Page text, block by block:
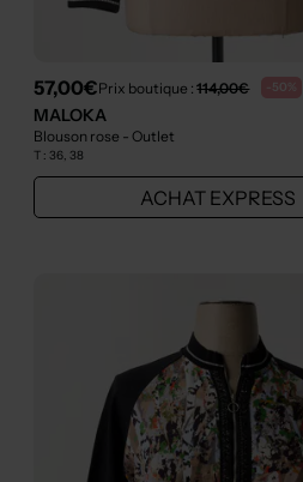
57,00€Prix boutique :114,00€ -50%
MALOKA
Blouson rose - Outlet
T :36, 38
ACHAT EXPRESS